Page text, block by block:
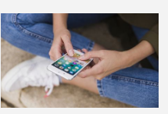
неофициальных клиентов
мессенджера